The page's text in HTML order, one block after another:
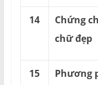
14
Chứng
chữ đẹp
15
Phương